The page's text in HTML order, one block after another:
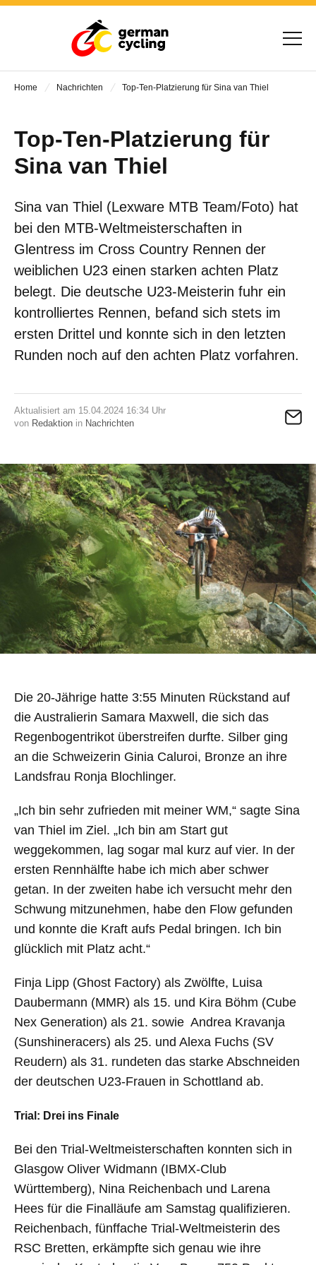
Home Nachrichten Top-Ten-Platzierung für Sina van Thiel
Top-Ten-Platzierung für
Sina van Thiel
Sina van Thiel (Lexware MTB Team/Foto) hat
bei den MTB-Weltmeisterschaften in
Glentress im Cross Country Rennen der
weiblichen U23 einen starken achten Platz
belegt. Die deutsche U23-Meisterin fuhr ein
kontrolliertes Rennen, befand sich stets im
ersten Drittel und konnte sich in den letzten
Runden noch auf den achten Platz vorfahren.
Aktualisiert am 15.04.2024 16:34 Uhr
von Redaktion in Nachrichten
Die 20-Jährige hatte 3:55 Minuten Rückstand auf
die Australierin Samara Maxwell, die sich das
Regenbogentrikot überstreifen durfte. Silber ging
an die Schweizerin Ginia Caluroi, Bronze an ihre
Landsfrau Ronja Blochlinger.
„Ich bin sehr zufrieden mit meiner WM,“ sagte Sina
van Thiel im Ziel. „Ich bin am Start gut
weggekommen, lag sogar mal kurz auf vier. In der
ersten Rennhälfte habe ich mich aber schwer
getan. In der zweiten habe ich versucht mehr den
Schwung mitzunehmen, habe den Flow gefunden
und konnte die Kraft aufs Pedal bringen. Ich bin
glücklich mit Platz acht.“
Finja Lipp (Ghost Factory) als Zwölfte, Luisa
Daubermann (MMR) als 15. und Kira Böhm (Cube
Nex Generation) als 21. sowie Andrea Kravanja
(Sunshineracers) als 25. und Alexa Fuchs (SV
Reudern) als 31. rundeten das starke Abschneiden
der deutschen U23-Frauen in Schottland ab.
Trial: Drei ins Finale
Bei den Trial-Weltmeisterschaften konnten sich in
Glasgow Oliver Widmann (IBMX-Club
Württemberg), Nina Reichenbach und Larena
Hees für die Finalläufe am Samstag qualifizieren.
Reichenbach, fünffache Trial-Weltmeisterin des
RSC Bretten, erkämpfte sich genau wie ihre